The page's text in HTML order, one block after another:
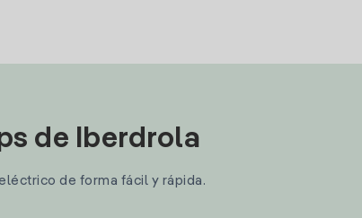
de Iberdrola
de forma fácil y rápida.